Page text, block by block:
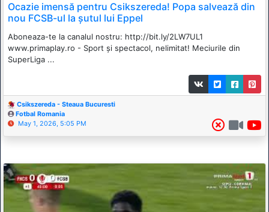
Ocazie imensă pentru Csikszereda! Popa salvează din
nou FCSB-ul la șutul lui Eppel
Aboneaza-te la canalul nostru: http://bit.ly/2LW7UL1
www.primaplay.ro - Sport și spectacol, nelimitat! Meciurile din
SuperLiga ...
Csikszereda - Steaua Bucuresti
Fotbal Romania
May 1, 2026, 5:05 PM